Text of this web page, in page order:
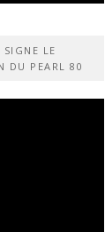
LE
DU PEARL 80